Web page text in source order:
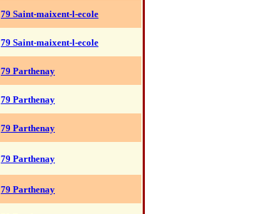
79 Saint-maixent-l-ecole
79 Saint-maixent-l-ecole
79 Parthenay
79 Parthenay
79 Parthenay
79 Parthenay
79 Parthenay